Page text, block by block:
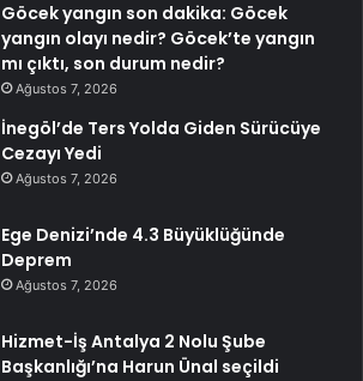
Göcek yangın son dakika: Göcek
yangın olayı nedir? Göcek’te yangın
mı çıktı, son durum nedir?
Ağustos 7, 2026
İnegöl’de Ters Yolda Giden Sürücüye
Cezayı Yedi
Ağustos 7, 2026
Ege Denizi’nde 4.3 Büyüklüğünde
Deprem
Ağustos 7, 2026
Hizmet-İş Antalya 2 Nolu Şube
Başkanlığı’na Harun Ünal seçildi